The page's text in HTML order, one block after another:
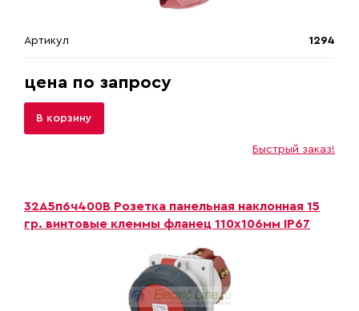
Артикул 1294
цена по запросу
В корзину
Быстрый заказ!
32A5п6ч400B Розетка панельная наклонная 15
гр. винтовые клеммы фланец 110х106мм IP67